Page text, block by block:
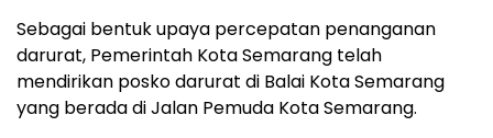
Sebagai bentuk upaya percepatan penanganan
darurat, Pemerintah Kota Semarang telah
mendirikan posko darurat di Balai Kota Semarang
yang berada di Jalan Pemuda Kota Semarang.